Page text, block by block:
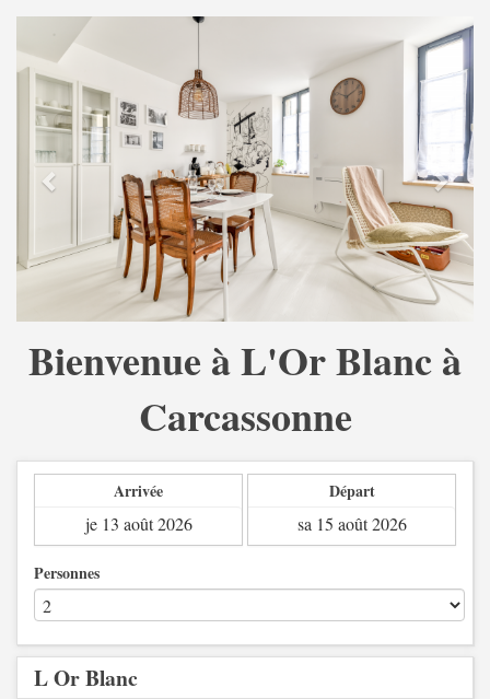
Previous Next
Bienvenue à L'Or Blanc à
Carcassonne
Arrivée Départ
Personnes
L Or Blanc